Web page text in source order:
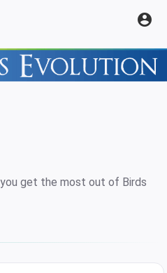
account_circle
get the most out of Birds